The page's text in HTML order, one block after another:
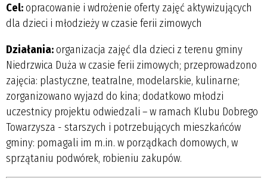
Cel:opracowanie i wdrożenie oferty zajęć aktywizujących
dla dzieci i młodzieży w czasie ferii zimowych
Działania:organizacja zajęć dla dzieci z terenu gminy
Niedrzwica Duża w czasie ferii zimowych; przeprowadzono
zajęcia: plastyczne, teatralne, modelarskie, kulinarne;
zorganizowano wyjazd do kina; dodatkowo młodzi
uczestnicy projektu odwiedzali – w ramach Klubu Dobrego
Towarzysza - starszych i potrzebujących mieszkańców
gminy: pomagali im m.in. w porządkach domowych, w
sprzątaniu podwórek, robieniu zakupów.